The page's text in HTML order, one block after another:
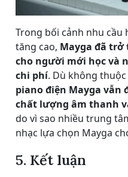
Trong bối cảnh nhu cầu
tăng cao, Mayga đã
cho người mới học và
chi phí. Dù không
piano điện Mayga vẫn
chất lượng âm thanh
do vì sao nhiều trung
nhạc lựa chọn Mayga
5. Kết luận